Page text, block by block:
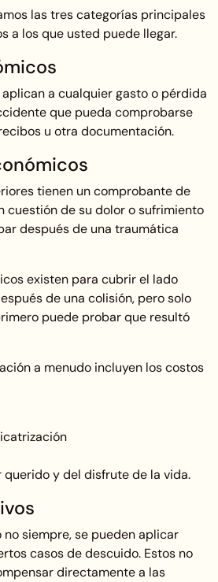
las tres categorías principales
a los que usted puede llegar.
a cualquier gasto o pérdida
que pueda comprobarse
u otra documentación.
tienen un comprobante de
cuestión de su dolor o sufrimiento
después de una traumática
existen para cubrir el lado
de una colisión, pero solo
puede probar que resultó
a menudo incluyen los costos
querido y del disfrute de la vida.
siempre, se pueden aplicar
casos de descuido. Estos no
directamente a las